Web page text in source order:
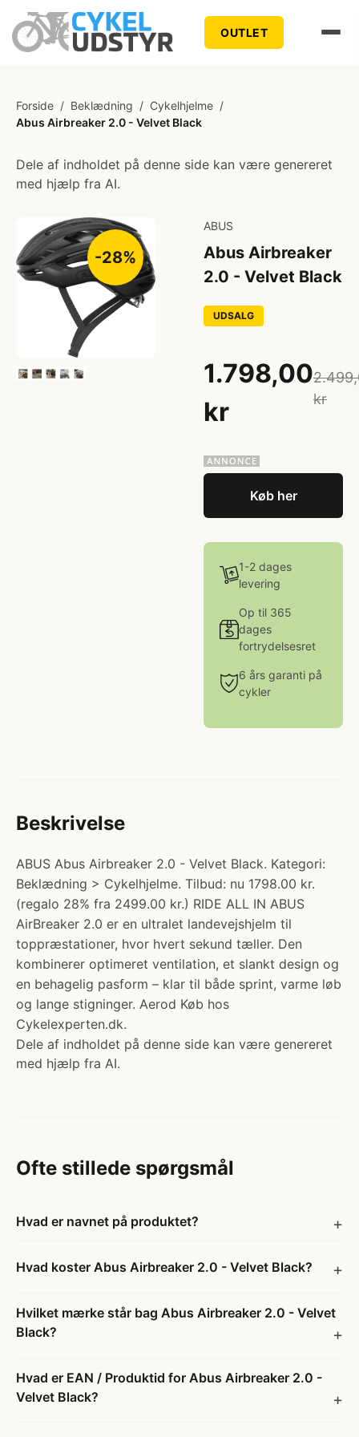
OUTLET
Forside / Beklædning / Cykelhjelme /
Abus Airbreaker 2.0 - Velvet Black
Dele af indholdet på denne side kan være genereret
med hjælp fra AI.
-28%
ABUS
Abus Airbreaker
2.0 - Velvet Black
UDSALG
1.798,00
kr
kr
Køb her
1-2 dages
levering
Op til 365
dages
fortrydelsesret
6 års garanti på
cykler
Beskrivelse
ABUS Abus Airbreaker 2.0 - Velvet Black. Kategori:
Beklædning > Cykelhjelme. Tilbud: nu 1798.00 kr.
(regalo 28% fra 2499.00 kr.) RIDE ALL IN ABUS
AirBreaker 2.0 er en ultralet landevejshjelm til
toppræstationer, hvor hvert sekund tæller. Den
kombinerer optimeret ventilation, et slankt design og
en behagelig pasform – klar til både sprint, varme løb
og lange stigninger. Aerod Køb hos
Cykelexperten.dk.
Dele af indholdet på denne side kan være genereret
med hjælp fra AI.
Ofte stillede spørgsmål
Hvad er navnet på produktet?
Hvad koster Abus Airbreaker 2.0 - Velvet Black?
Hvilket mærke står bag Abus Airbreaker 2.0 - Velvet
Black?
Hvad er EAN / Produktid for Abus Airbreaker 2.0 -
Velvet Black?